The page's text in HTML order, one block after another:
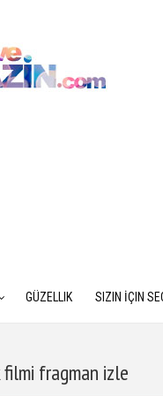
GÜZELLIK SIZIN İÇIN
fragman izle